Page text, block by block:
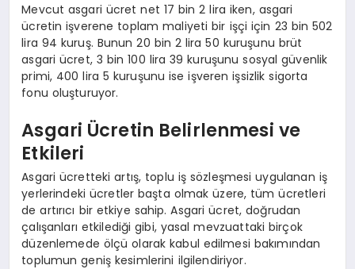
Mevcut asgari ücret net 17 bin 2 lira iken, asgari
ücretin işverene toplam maliyeti bir işçi için 23 bin 502
lira 94 kuruş. Bunun 20 bin 2 lira 50 kuruşunu brüt
asgari ücret, 3 bin 100 lira 39 kuruşunu sosyal güvenlik
primi, 400 lira 5 kuruşunu ise işveren işsizlik sigorta
fonu oluşturuyor.
Asgari Ücretin Belirlenmesi ve
Etkileri
Asgari ücretteki artış, toplu iş sözleşmesi uygulanan iş
yerlerindeki ücretler başta olmak üzere, tüm ücretleri
de artırıcı bir etkiye sahip. Asgari ücret, doğrudan
çalışanları etkilediği gibi, yasal mevzuattaki birçok
düzenlemede ölçü olarak kabul edilmesi bakımından
toplumun geniş kesimlerini ilgilendiriyor.